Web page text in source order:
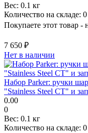
Вес: 0.1 кг
Количество на складе: 0
Покупаете этот товар -
7 650 ₽
Нет в наличии
Набор Parker: ручки
"Stainless Steel CT" и
0.00
0
Вес: 0.1 кг
Количество на складе: 0